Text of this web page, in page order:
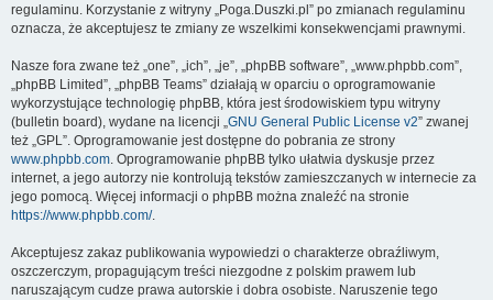
regulaminu. Korzystanie z witryny „Poga.Duszki.pl” po zmianach regulaminu
oznacza, że akceptujesz te zmiany ze wszelkimi konsekwencjami prawnymi.
Nasze fora zwane też „one”, „ich”, „je”, „phpBB software”, „www.phpbb.com”,
„phpBB Limited”, „phpBB Teams” działają w oparciu o oprogramowanie
wykorzystujące technologię phpBB, która jest środowiskiem typu witryny
(bulletin board), wydane na licencji „GNU General Public License v2” zwanej
też „GPL”. Oprogramowanie jest dostępne do pobrania ze strony
www.phpbb.com. Oprogramowanie phpBB tylko ułatwia dyskusje przez
internet, a jego autorzy nie kontrolują tekstów zamieszczanych w internecie za
jego pomocą. Więcej informacji o phpBB można znaleźć na stronie
https://www.phpbb.com/.
Akceptujesz zakaz publikowania wypowiedzi o charakterze obraźliwym,
oszczerczym, propagującym treści niezgodne z polskim prawem lub
naruszającym cudze prawa autorskie i dobra osobiste. Naruszenie tego